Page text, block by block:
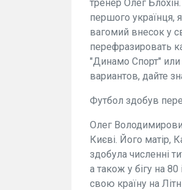
тренер Олег
першого українця,
вагомий внесок у
перефразировать
"Динамо Спорт"
вариантов, дайте
Футбол здобув
Олег
Києві. Його матір,
здобула численні
а також у бігу на
свою країну на